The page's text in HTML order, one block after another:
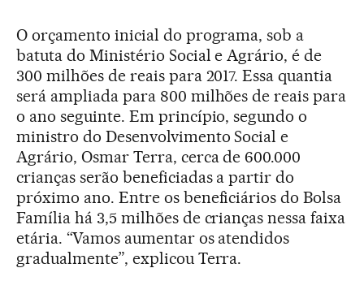
O orçamento inicial do programa, sob a
batuta do Ministério Social e Agrário, é de
300 milhões de reais para 2017. Essa quantia
será ampliada para 800 milhões de reais para
o ano seguinte. Em princípio, segundo o
ministro do Desenvolvimento Social e
Agrário, Osmar Terra, cerca de 600.000
crianças serão beneficiadas a partir do
próximo ano. Entre os beneficiários do Bolsa
Família há 3,5 milhões de crianças nessa faixa
etária. “Vamos aumentar os atendidos
gradualmente”, explicou Terra.